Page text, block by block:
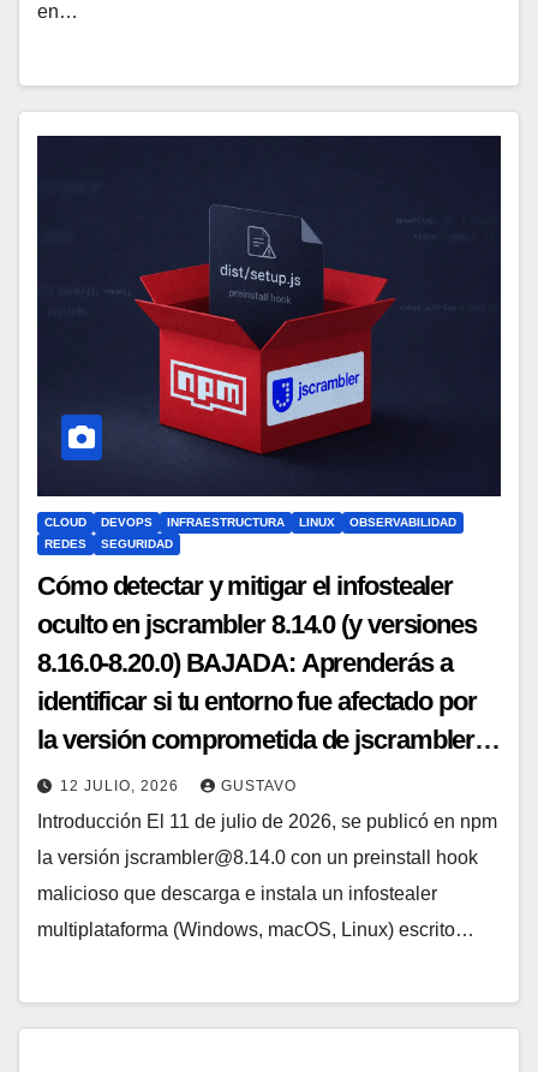
en…
CLOUD DEVOPS INFRAESTRUCTURA LINUX
OBSERVABILIDAD
REDES
SEGURIDAD
Cómo detectar y mitigar el infostealer
oculto en jscrambler 8.14.0 (y versiones
8.16.0-8.20.0) BAJADA: Aprenderás a
identificar si tu entorno fue afectado por
la versión comprometida de jscrambler
8.14.0 y posteriores, desplegar medidas
de contención inmediatas, y aplicar
controles preventivos para evitar futuras
infecciones. Incluye comandos exactos
para auditoría en Linux, Windows y
de credenciales críticas.
12 JULIO, 2026 GUSTAVO
Introducción El 11 de julio de 2026, se publicó en npm
la versión jscrambler@8.14.0 con un preinstall hook
malicioso que descarga e instala un infostealer
multiplataforma (Windows, macOS, Linux) escrito…